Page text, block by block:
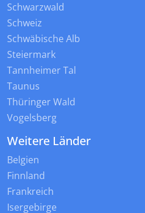
Schwarzwald
Schweiz
Schwäbische Alb
Steiermark
Tannheimer Tal
Taunus
Thüringer Wald
Vogelsberg
Weitere Länder
Belgien
Finnland
Frankreich
Isergebirge